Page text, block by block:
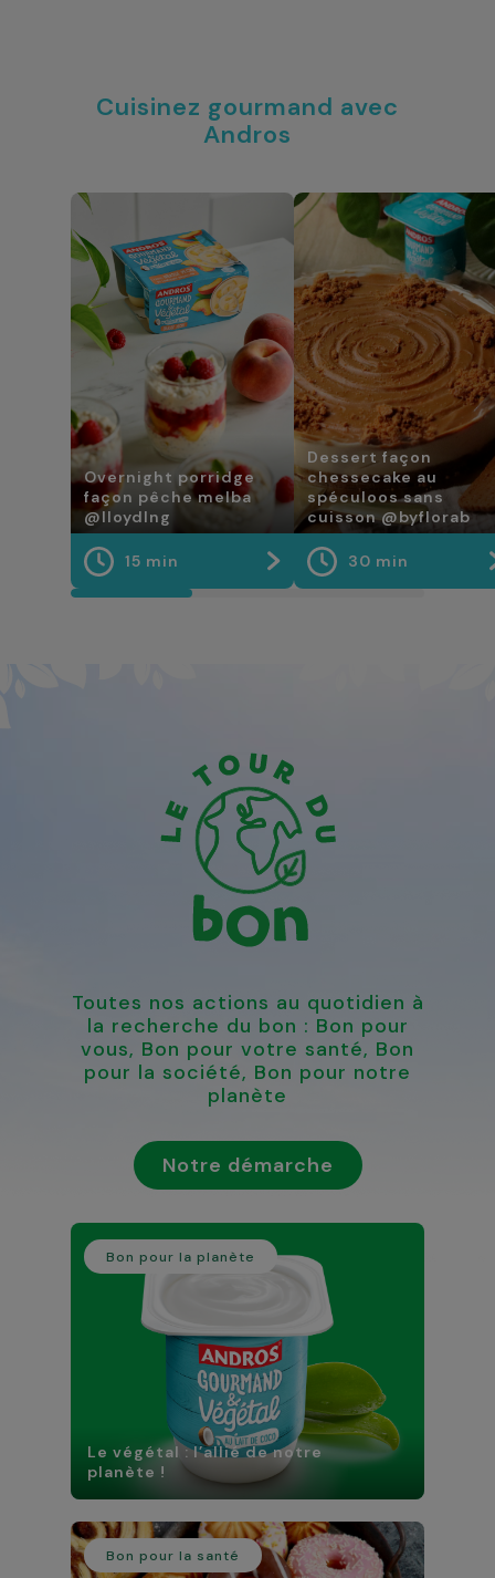
Cuisinez gourmand avec
Andros
Overnight porridge
façon pêche melba
@lloydlng
15 min
Dessert façon
chessecake au
spéculoos sans
cuisson @byflorab
30 min
Toutes nos actions au quotidien à
la recherche du bon : Bon pour
vous, Bon pour votre santé, Bon
pour la société, Bon pour notre
planète
Notre démarche
Bon pour la planète
Le végétal : l’allié de notre
planète !
Bon pour la santé